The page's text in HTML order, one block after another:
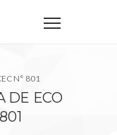
N° 801
DE ECO